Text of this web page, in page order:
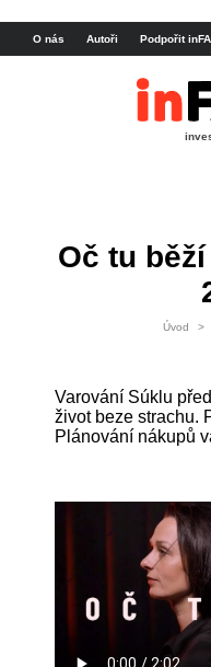
Oč tu
Úvod >
Varování Súklu
život beze strachu.
Plánování nákupů
O nás Autoři Podpořit